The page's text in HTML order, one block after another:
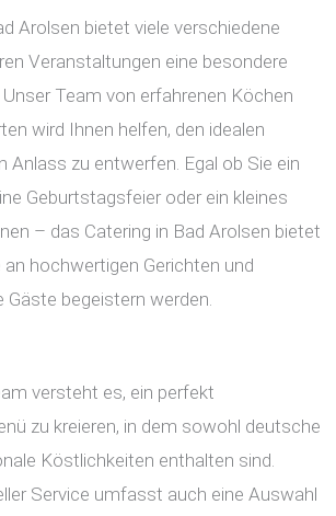
Arolsen bietet viele verschiedene
Veranstaltungen eine besondere
Team von erfahrenen Köchen
wird Ihnen helfen, den idealen
Anlass zu entwerfen. Egal ob Sie ein
Geburtstagsfeier oder ein kleines
– das Catering in Bad Arolsen bietet
hochwertigen Gerichten und
Gäste begeistern werden.
versteht es, ein perfekt
zu kreieren, in dem sowohl deutsche
Köstlichkeiten enthalten sind.
Service umfasst auch eine Auswahl